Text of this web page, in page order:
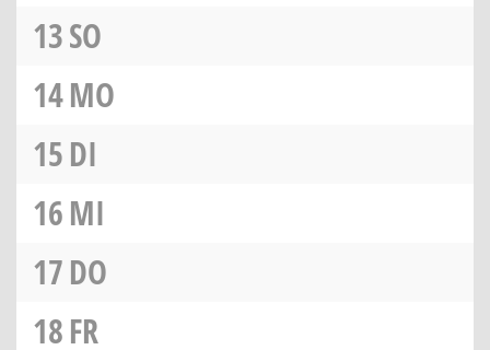
13SO
14MO
15DI
16MI
17DO
18FR